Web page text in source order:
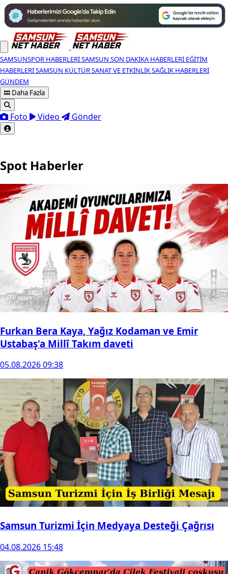
SAMSUNSPOR HABERLERISAMSUN SON DAKIKA HABERLERI EĞITIM
HABERLERISAMSUN KÜLTÜR SANAT VE ETKINLIKSAĞLIK HABERLERI
GÜNDEM
Daha Fazla
Foto Video Gönder
Spot Haberler
Furkan Bera Kaya, Yağız Kodaman ve Emir
Ustabaş'a Millî Takım daveti
05.08.2026 09:38
Samsun Turizmi İçin Medyaya Desteği Çağrısı
04.08.2026 15:48